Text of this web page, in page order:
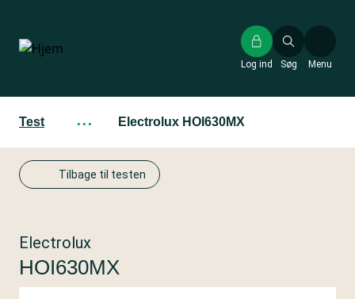
hovedindhold
Søg
Log ind Menu
Test ··· Electrolux HOI630MX
Tilbage til testen
Electrolux
HOI630MX